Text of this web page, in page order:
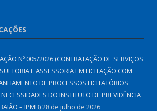
Nº 005/2026 (CONTRATAÇÃO DE SERVIÇOS
E ASSESSORIA EM LICITAÇÃO COM
DE PROCESSOS LICITATÓRIOS
DO INSTITUTO DE PREVIDÊNCIA
– IPMB)28 de julho de 2026